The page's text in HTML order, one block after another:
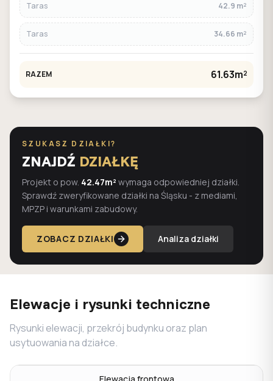
Taras 42.9 m²
Taras 34.66 m²
RAZEM 61.63m²
SZUKASZ DZIAŁKI?
ZNAJDŹ DZIAŁKĘ
Projekt o pow. 42.47m² wymaga odpowiedniej działki.
Sprawdź zweryfikowane działki na Śląsku - z mediami,
MPZP i warunkami zabudowy.
ZOBACZ DZIAŁKI Analiza działki
Elewacje i rysunki techniczne
Rysunki elewacji, przekrój budynku oraz plan
usytuowania na działce.